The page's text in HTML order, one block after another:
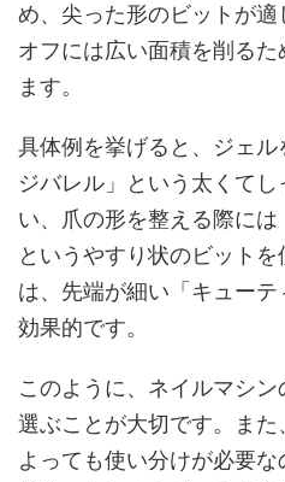
め、尖った形のビットが
オフには広い面積を削る
ます。
具体例を挙げると、ジェ
ジバレル」という太くて
い、爪の形を整える際には
というやすり状のビット
は、先端が細い「キュー
効果的です。
このように、ネイルマシ
選ぶことが大切です。ま
よっても使い分けが必要な